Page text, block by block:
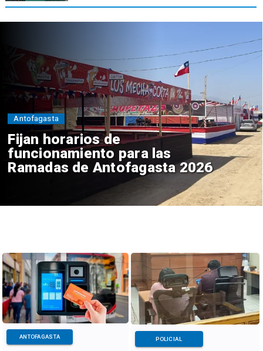
Fijan horarios de
funcionamiento para las
Ramadas de Antofagasta 2026
Antofagasta
ANTOFAGASTA POLICIAL